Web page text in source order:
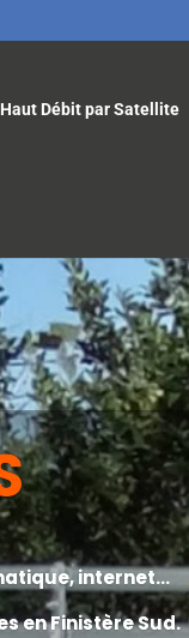
Débit par Satellite
,internet...
enFinistère Sud.